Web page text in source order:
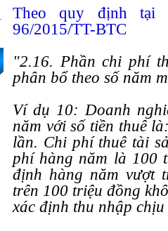
Theo quy định tại
96/2015/TT-BTC
"2.16. Phần chi phí
phân bổ theo số năm
Ví dụ 10: Doanh
năm với số tiền thuê
lần. Chi phí thuê tài
phí hàng năm là 100
định hàng năm vượt
trên 100 triệu đồng
xác định thu nhập chịu